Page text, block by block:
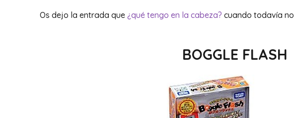
Os dejo la entrada que ¿qué tengo en la cabeza? cuando todavía
BOGGLE FLASH